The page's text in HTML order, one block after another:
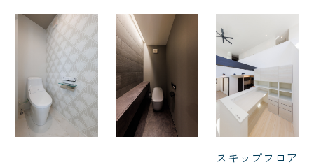
スキップフロア